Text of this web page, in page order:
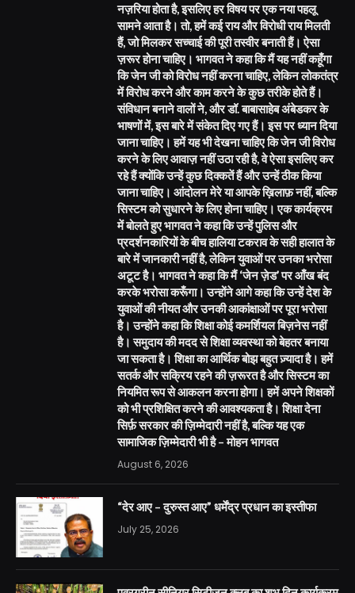
नज़रिया होता है, इसलिए हर विषय पर एक नया पहलू
सामने आता है। तो, हमें कई राय और विरोधी राय मिलती
हैं, जो मिलकर सच्चाई की पूरी तस्वीर बनाती हैं। ऐसा
ज़रूर होना चाहिए। भागवत ने कहा कि मैं यह नहीं कहूँगा
कि जेन जी को विरोध नहीं करना चाहिए, लेकिन लोकतंत्र
में विरोध करने और काम करने के कुछ तरीके होते हैं।
संविधान बनाने वालों ने, और डॉ. बाबासाहेब अंबेडकर के
भाषणों में, इस बारे में संकेत दिए गए हैं। इस पर ध्यान दिया
जाना चाहिए। हमें यह भी देखना चाहिए कि जेन जी विरोध
करने के लिए आवाज़ नहीं उठा रही है, वे ऐसा इसलिए कर
रहे हैं क्योंकि उन्हें कुछ दिक्कतें हैं और उन्हें ठीक किया
जाना चाहिए। आंदोलन मेरे या आपके ख़िलाफ़ नहीं, बल्कि
सिस्टम को सुधारने के लिए होना चाहिए। एक कार्यक्रम
में बोलते हुए भागवत ने कहा कि उन्हें पुलिस और
प्रदर्शनकारियों के बीच हालिया टकराव के सही हालात के
बारे में जानकारी नहीं है, लेकिन युवाओं पर उनका भरोसा
अटूट है। भागवत ने कहा कि मैं ‘जेन ज़ेड’ पर आँख बंद
करके भरोसा करूँगा। उन्होंने आगे कहा कि उन्हें देश के
युवाओं की नीयत और उनकी आकांक्षाओं पर पूरा भरोसा
है। उन्होंने कहा कि शिक्षा कोई कमर्शियल बिज़नेस नहीं
है। समुदाय की मदद से शिक्षा व्यवस्था को बेहतर बनाया
जा सकता है। शिक्षा का आर्थिक बोझ बहुत ज़्यादा है। हमें
सतर्क और सक्रिय रहने की ज़रूरत है और सिस्टम का
नियमित रूप से आकलन करना होगा। हमें अपने शिक्षकों
को भी प्रशिक्षित करने की आवश्यकता है। शिक्षा देना
सिर्फ़ सरकार की ज़िम्मेदारी नहीं है, बल्कि यह एक
सामाजिक ज़िम्मेदारी भी है – मोहन भागवत
August 6, 2026
“देर आए – दुरुस्त आए” धर्मेंद्र प्रधान का इस्तीफा
July 25, 2026